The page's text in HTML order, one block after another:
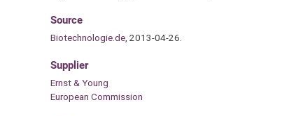
Source
Biotechnologie.de, 2013-04-26.
Supplier
Ernst & Young
European Commission